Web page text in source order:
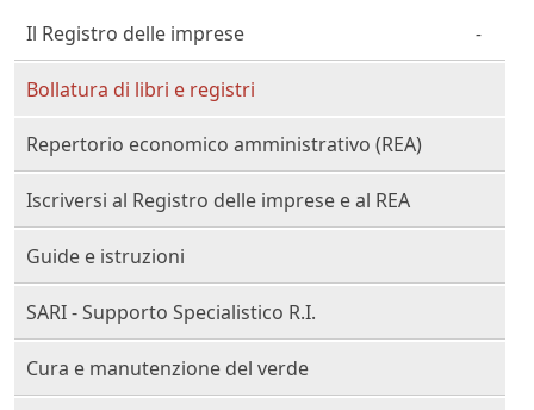
Cittadino Professionista Imprenditore
Il Registro delle imprese
Bollatura di libri e registri
Repertorio economico amministrativo (REA)
Iscriversi al Registro delle imprese e al REA
Guide e istruzioni
SARI - Supporto Specialistico R.I.
Cura e manutenzione del verde